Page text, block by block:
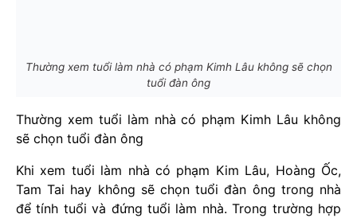
Thường xem tuổi làm nhà có phạm Kimh Lâu không sẽ chọn
tuổi đàn ông
Thường xem tuổi làm nhà có phạm Kimh Lâu không
sẽ chọn tuổi đàn ông
Khi xem tuổi làm nhà có phạm Kim Lâu, Hoàng Ốc,
Tam Tai hay không sẽ chọn tuổi đàn ông trong nhà
để tính tuổi và đứng tuổi làm nhà. Trong trường hợp